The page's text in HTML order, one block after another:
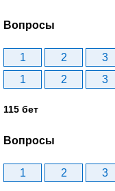
Вопросы
1 2 3
1
2 3
115 бет
Вопросы
1 2 3